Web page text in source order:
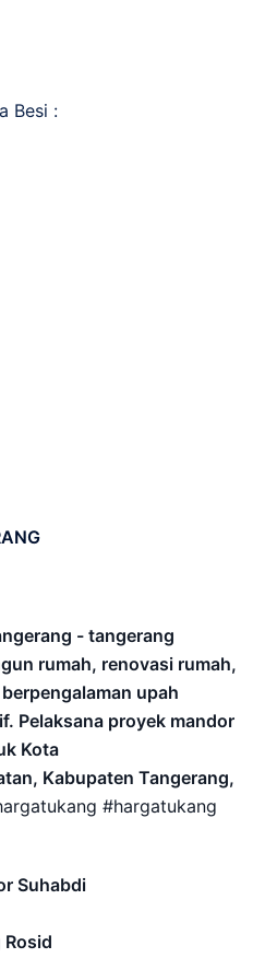
Besi :
- tangerang
rumah, renovasi rumah,
upah
Pelaksana proyek mandor
Kota
Kabupaten Tangerang,
#hargatukang
Suhabdi
Rosid